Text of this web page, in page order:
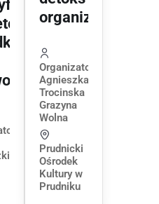
organizmu!
Organizator:
Agnieszka
Trocinska
Grazyna
Wolna
Prudnicki
Ośrodek
Kultury w
Prudniku